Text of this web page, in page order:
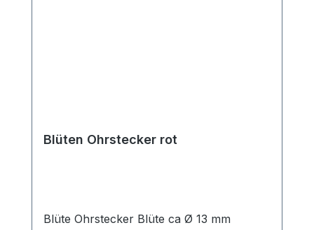
Blüten Ohrstecker rot
Blüte Ohrstecker Blüte ca Ø 13 mm